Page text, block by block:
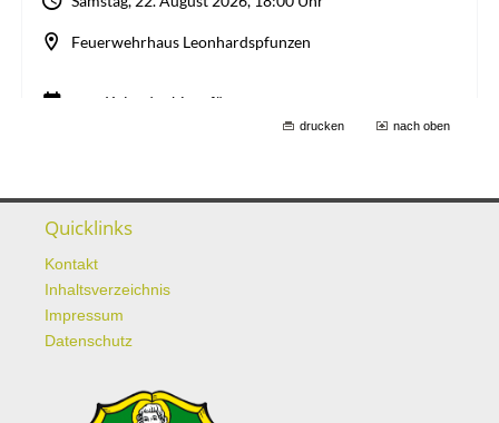
drucken nach oben
Quicklinks
Kontakt
Inhaltsverzeichnis
Impressum
Datenschutz